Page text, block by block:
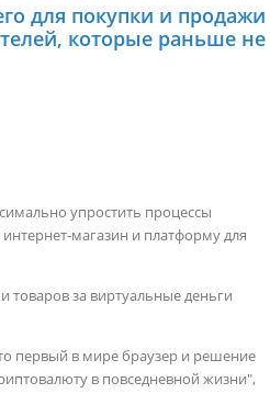
для покупки и продажи
которые раньше не
упростить процессы
магазин и платформу для
товаров за виртуальные деньги
первый в мире браузер и решение
в повседневной жизни",